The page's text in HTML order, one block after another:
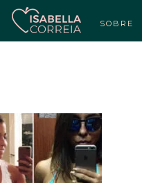
SOBRE